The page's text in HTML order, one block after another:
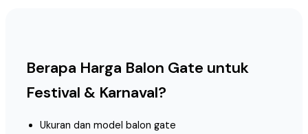
Berapa Harga Balon Gate untuk
Festival & Karnaval?
Ukuran dan model balon gate